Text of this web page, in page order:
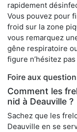
rapidement
Vous pouvez pour
froid sur la zone
vous remarquez
gêne respiratoire
figure n’hésitez
Foire aux
Comment les
nid à Deauville ?
Sachez que les
Deauville en se